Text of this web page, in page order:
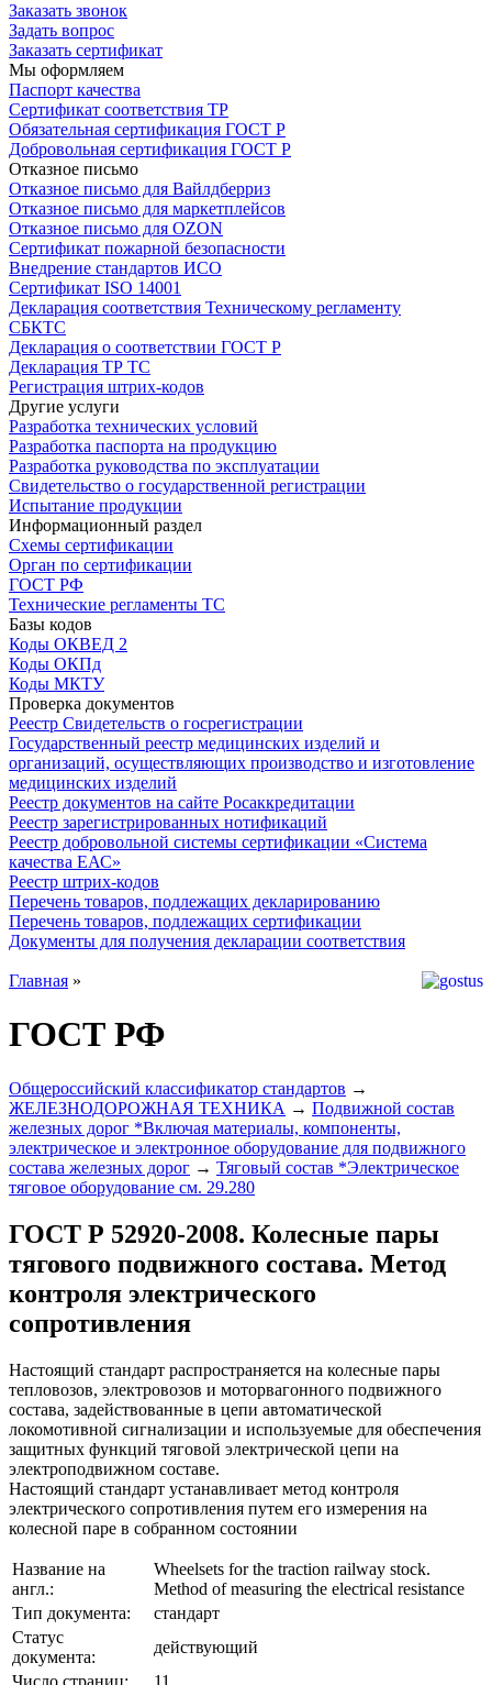
Заказать звонок
Задать вопрос
Заказать сертификат
Мы оформляем
Паспорт качества
Сертификат соответствия ТР
Обязательная сертификация ГОСТ Р
Добровольная сертификация ГОСТ Р
Отказное письмо
Отказное письмо для Вайлдберриз
Отказное письмо для маркетплейсов
Отказное письмо для OZON
Сертификат пожарной безопасности
Внедрение стандартов ИСО
Сертификат ISO 14001
Декларация соответствия Техническому регламенту
СБКТС
Декларация о соответствии ГОСТ Р
Декларация ТР ТС
Регистрация штрих-кодов
Другие услуги
Разработка технических условий
Разработка паспорта на продукцию
Разработка руководства по эксплуатации
Свидетельство о государственной регистрации
Испытание продукции
Информационный раздел
Схемы сертификации
Орган по сертификации
ГОСТ РФ
Технические регламенты ТС
Базы кодов
Коды ОКВЕД 2
Коды ОКПд
Коды МКТУ
Проверка документов
Реестр Свидетельств о госрегистрации
Государственный реестр медицинских изделий и
организаций, осуществляющих производство и изготовление
медицинских изделий
Реестр документов на сайте Росаккредитации
Реестр зарегистрированных нотификаций
Реестр добровольной системы сертификации «Система
качества ЕАС»
Реестр штрих-кодов
Перечень товаров, подлежащих декларированию
Перечень товаров, подлежащих сертификации
Документы для получения декларации соответствия
Главная »
ГОСТ РФ
Общероссийский классификатор стандартов →
ЖЕЛЕЗНОДОРОЖНАЯ ТЕХНИКА → Подвижной состав
железных дорог *Включая материалы, компоненты,
электрическое и электронное оборудование для подвижного
состава железных дорог → Тяговый состав *Электрическое
тяговое оборудование см. 29.280
ГОСТ Р 52920-2008. Колесные пары
тягового подвижного состава. Метод
контроля электрического
сопротивления
Настоящий стандарт распространяется на колесные пары
тепловозов, электровозов и моторвагонного подвижного
состава, задействованные в цепи автоматической
локомотивной сигнализации и используемые для обеспечения
защитных функций тяговой электрической цепи на
электроподвижном составе.
Настоящий стандарт устанавливает метод контроля
электрического сопротивления путем его измерения на
колесной паре в собранном состоянии
Название на
англ.:
Wheelsets for the traction railway stock.
Method of measuring the electrical resistance
Тип документа:
стандарт
Статус
документа:
действующий
Число страниц:
11